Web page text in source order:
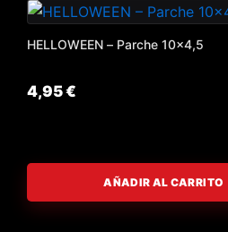
HELLOWEEN – Parche 10×4,5
4,95€
AÑADIR AL CARRITO